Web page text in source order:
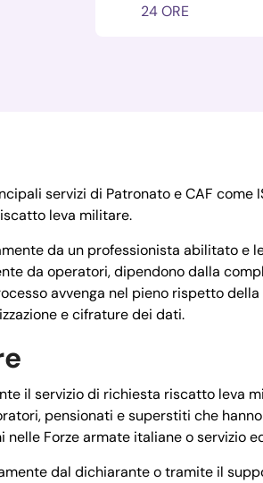
24 ORE
servizi di Patronato e CAF come
leva militare.
da un professionista abilitato e
da operatori, dipendono dalla
avvenga nel pieno rispetto
e cifrature dei dati.
il servizio di richiesta riscatto leva
pensionati e superstiti che
Forze armate italiane o servizio
dal dichiarante o tramite il